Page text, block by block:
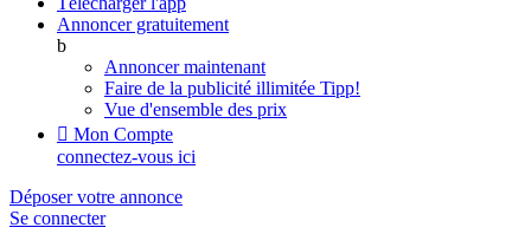
Annoncer gratuitement
b
Annoncer maintenant
Faire de la publicité illimitée Tipp!
Vue d'ensemble des prix
 Mon Compte
connectez-vous ici
Déposer votre annonce
Se connecter